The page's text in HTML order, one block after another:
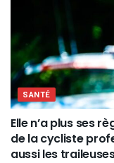
SANTÉ
Elle n’a plus ses
de la cycliste
aussi les